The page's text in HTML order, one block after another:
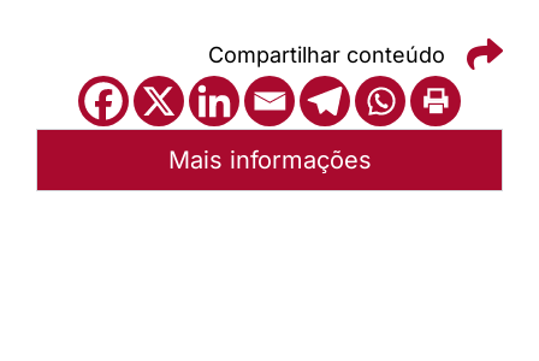
Compartilhar conteúdo
Mais informações